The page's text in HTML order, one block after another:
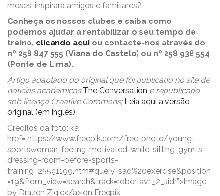
meses, inspirará amigos e familiares?
Conheça os nossos clubes e saiba como
podemos ajudar a rentabilizar o seu tempo de
treino, clicando aqui ou contacte-nos através do
nº 258 847 555 (Viana do Castelo) ou nº 258 938 554
(Ponte de Lima).
Artigo adaptado do original que foi publicado no site de
notícias académicas The Conversation e republicado
sob licença Creative Commons; Leia aqui a versão
original (em inglês).
Créditos da foto: <a
href=”https://www.freepik.com/free-photo/young-
sportswoman-feeling-motivated-while-sitting-gym-s-
dressing-room-before-sports-
training_25591199.htm#query=sad%20exercise&position
=19&from_view=search&track=robertav1_2_sidr”>Image
by Drazen Zigic</a> on Freepik